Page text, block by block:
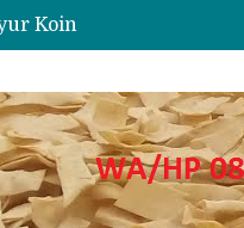
Koin
Kecil hingga